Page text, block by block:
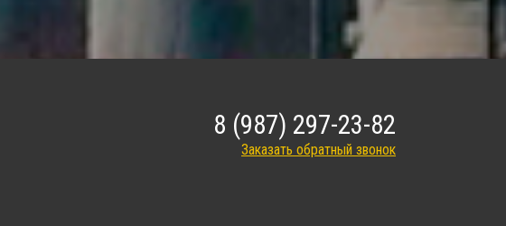
8 (987) 297-23-82
Заказать обратный звонок